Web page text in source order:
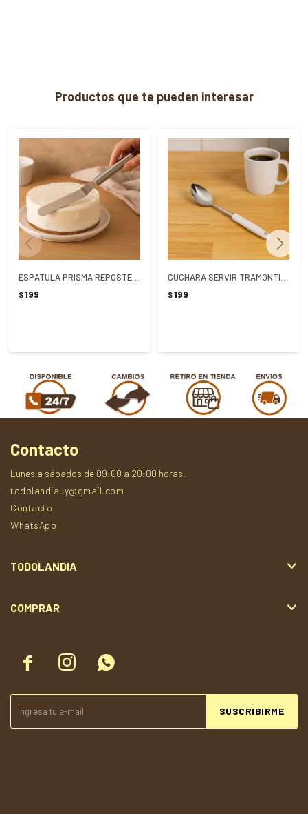
Productos que te pueden interesar
$199 $199
  
SUSCRIBIRME
Contacto
Lunes a sábados de 09:00 a 20:00 horas.
todolandiauy@gmail.com
Contacto
WhatsApp
TODOLANDIA
COMPRAR